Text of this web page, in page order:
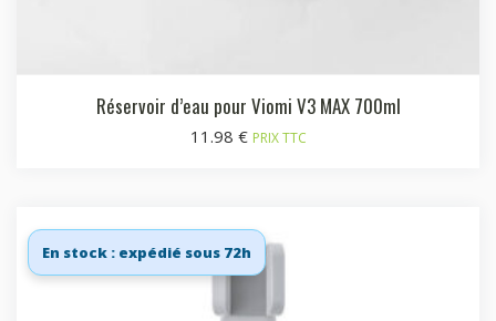
Réservoir d’eau pour Viomi V3 MAX 700ml
11.98 € PRIX TTC
En stock : expédié sous 72h